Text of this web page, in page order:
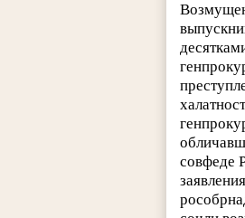
совфеде